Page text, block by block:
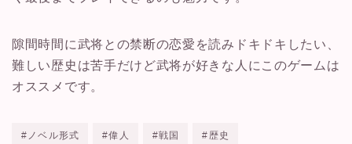
隙間時間に武将との禁断の恋愛を読みドキドキしたい、
難しい歴史は苦手だけど武将が好きな人にこのゲームは
オススメです。
#ノベル形式 #偉人 #戦国 #歴史